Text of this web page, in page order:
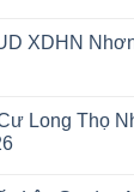
XDHN
Long Thọ